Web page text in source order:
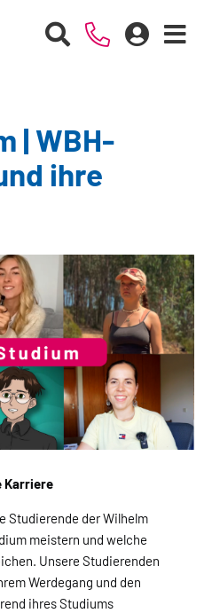
| WBH-
ihre
Karriere
Studierende der Wilhelm
meistern und welche
Unsere Studierenden
Werdegang und den
ihres Studiums